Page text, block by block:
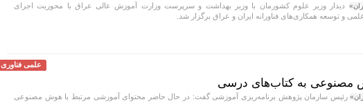
دیدار وزیر علوم کشورمان با وزیر بهداشت و سرپرست وزارت آموزش عالی عراق با محوریت اجرای
و توسعه همکاری‌های فناورانه ایران و عراق برگزار شد.
علمی فناوری
مصنوعی به کتاب‌های درسی
رئیس سازمان پژوهش برنامه‌ریزی آموزشی گفت: در حال حاضر محتوای آموزشی مرتبط با هوش مصنوعی